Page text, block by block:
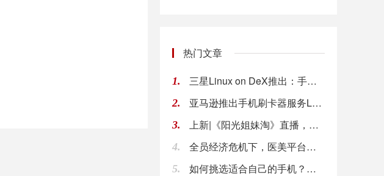
热门文章
1. 三星Linux on DeX推出：手机变身Ub
2. 亚马逊推出手机刷卡器服务Local Regis
3. 上新|《阳光姐妹淘》直播，朵梦小圆点成明星闺蜜
4. 全员经济危机下，医美平台美呗凭什么逆风而行？
5. 如何挑选适合自己的手机？手机行家都知道这三点